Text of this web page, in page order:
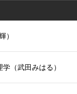
）
（武田みはる）